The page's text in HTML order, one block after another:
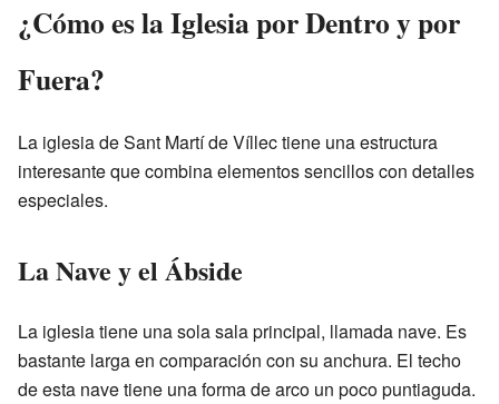
¿Cómo es la Iglesia por Dentro y por
Fuera?
La iglesia de Sant Martí de Víllec tiene una estructura
interesante que combina elementos sencillos con detalles
especiales.
La Nave y el Ábside
La iglesia tiene una sola sala principal, llamada nave. Es
bastante larga en comparación con su anchura. El techo
de esta nave tiene una forma de arco un poco puntiaguda.